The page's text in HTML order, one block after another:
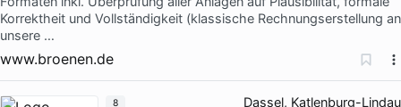
Korrektheit und Vollständigkeit (klassische Rechnungserstellung an
unsere …
www.broenen.de
Dassel, Katlenburg-Lindau
8